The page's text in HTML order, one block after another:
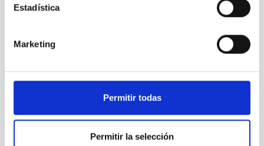
Estadística
Marketing
Permitir todas
Permitir la selección
estamos buscando gente
con talento.